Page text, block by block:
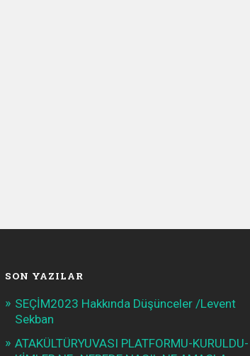
SON YAZILAR
SEÇİM2023 Hakkında Düşünceler /Levent
Sekban
ATAKÜLTÜRYUVASI PLATFORMU-KURULDU-